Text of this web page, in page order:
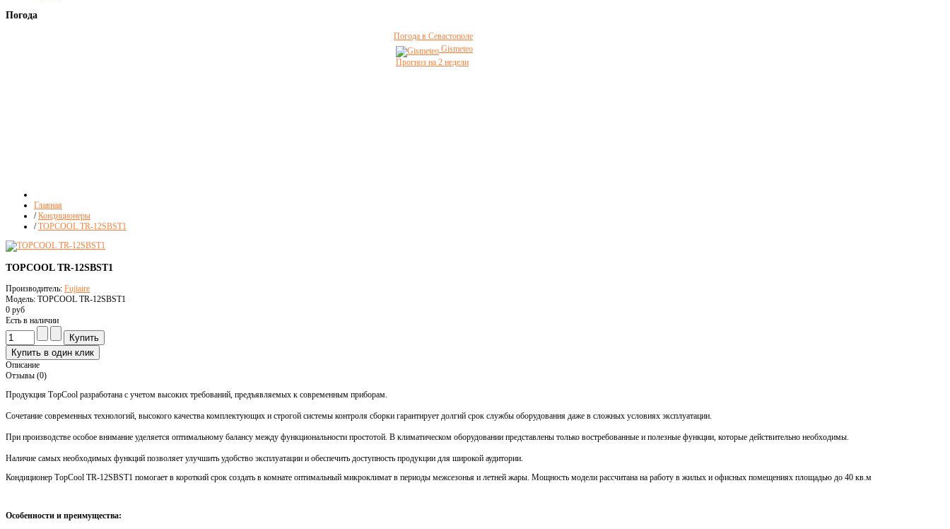
Погода
Погода в Севастополе
Gismeteo
Прогноз на 2 недели
Главная
/ Кондиционеры
/ TOPCOOL TR-12SBST1
TOPCOOL TR-12SBST1
Производитель: Fujiaire
Модель: TOPCOOL TR-12SBST1
0 руб
Есть в наличии
Описание
Отзывы (0)
Продукция ТopCool разработана с учетом высоких требований, предъявляемых к современным приборам.
Сочетание современных технологий, высокого качества комплектующих и строгой системы контроля сборки гарантирует долгий срок службы оборудования даже в сложных условиях эксплуатации.
При производстве особое внимание уделяется оптимальному балансу между функциональности простотой. В климатическом оборудовании представлены только востребованные и полезные функции, которые действительно необходимы.
Наличие самых необходимых функций позволяет улучшить удобство эксплуатации и обеспечить доступность продукции для широкой аудитории.
Кондиционер ТopCool TR-12SBST1 помогает в короткий срок создать в комнате оптимальный микроклимат в периоды межсезонья и летней жары. Мощность модели рассчитана на работу в жилых и офисных помещениях площадью до 40 кв.м
Особенности и преимущества: